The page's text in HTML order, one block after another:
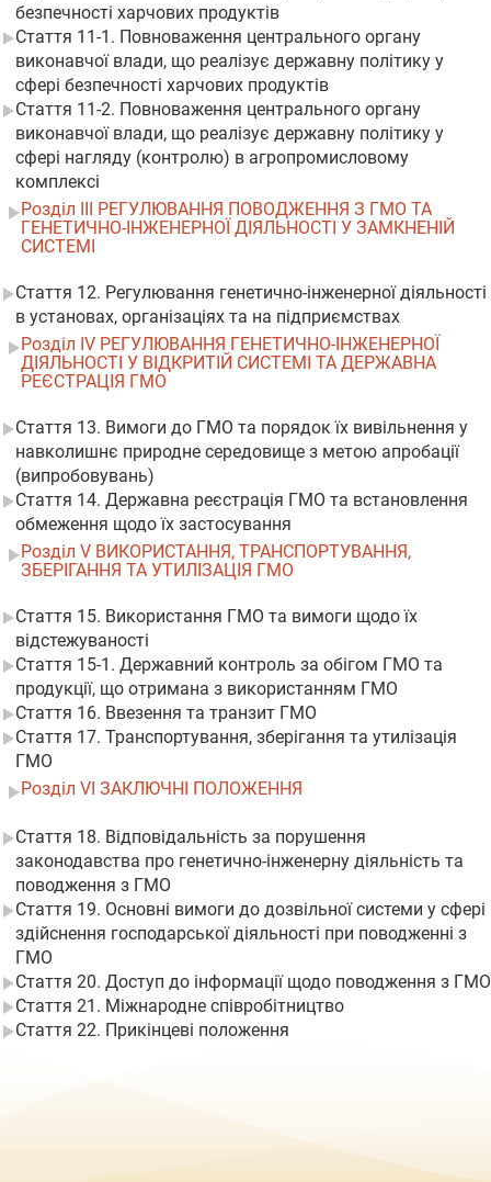
безпечності харчових продуктів
Стаття 11-1. Повноваження центрального органу
виконавчої влади, що реалізує державну політику у
сфері безпечності харчових продуктів
Стаття 11-2. Повноваження центрального органу
виконавчої влади, що реалізує державну політику у
сфері нагляду (контролю) в агропромисловому
комплексі
Розділ III РЕГУЛЮВАННЯ ПОВОДЖЕННЯ З ГМО ТА
ГЕНЕТИЧНО-ІНЖЕНЕРНОЇ ДІЯЛЬНОСТІ У ЗАМКНЕНІЙ
СИСТЕМІ
Стаття 12. Регулювання генетично-інженерної діяльності
в установах, організаціях та на підприємствах
Розділ IV РЕГУЛЮВАННЯ ГЕНЕТИЧНО-ІНЖЕНЕРНОЇ
ДІЯЛЬНОСТІ У ВІДКРИТІЙ СИСТЕМІ ТА ДЕРЖАВНА
РЕЄСТРАЦІЯ ГМО
Стаття 13. Вимоги до ГМО та порядок їх вивільнення у
навколишнє природне середовище з метою апробації
(випробовувань)
Стаття 14. Державна реєстрація ГМО та встановлення
обмеження щодо їх застосування
Розділ V ВИКОРИСТАННЯ, ТРАНСПОРТУВАННЯ,
ЗБЕРІГАННЯ ТА УТИЛІЗАЦІЯ ГМО
Стаття 15. Використання ГМО та вимоги щодо їх
відстежуваності
Стаття 15-1. Державний контроль за обігом ГМО та
продукції, що отримана з використанням ГМО
Стаття 16. Ввезення та транзит ГМО
Стаття 17. Транспортування, зберігання та утилізація
ГМО
Розділ VI ЗАКЛЮЧНІ ПОЛОЖЕННЯ
Стаття 18. Відповідальність за порушення
законодавства про генетично-інженерну діяльність та
поводження з ГМО
Стаття 19. Основні вимоги до дозвільної системи у сфері
здійснення господарської діяльності при поводженні з
ГМО
Стаття 20. Доступ до інформації щодо поводження з ГМО
Стаття 21. Міжнародне співробітництво
Стаття 22. Прикінцеві положення